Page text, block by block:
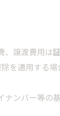
、譲渡費用は
を適用する
ナンバー等の